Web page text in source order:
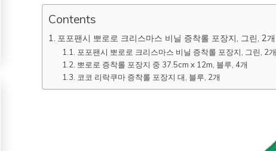
Contents
포포팬시 뽀로로 크리스마스 비닐 증착롤 포장지, 그린, 2개
포포팬시 뽀로로 크리스마스 비닐 증착롤 포장지, 그린, 2개
뽀로로 증착롤 포장지 중 37.5cm x 12m, 블루, 4개
코코 리락쿠마 증착롤 포장지 대, 블루, 2개